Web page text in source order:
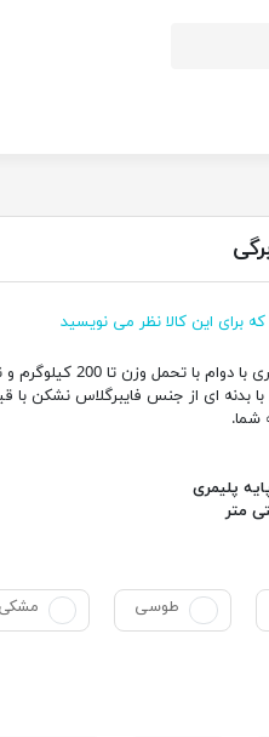
که برای این کالا نظر می نویسید
صندلی چرخ دار شاخ و برگی، پلیمری با دوام با
با بدنه ای از جنس فایبرگلاس نشکن با
شما.
پلیمری
طوسی مشکی